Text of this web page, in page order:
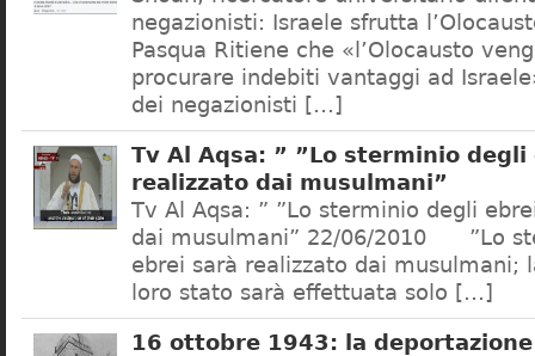
negazionisti: Israele sfrutta
Pasqua Ritiene che «l’Olocausto
procurare indebiti vantaggi ad
dei negazionisti […]
Tv Al Aqsa: ” ”Lo sterminio degli
realizzato dai musulmani”
Tv Al Aqsa: ” ”Lo sterminio degli
dai musulmani” 22/06/2010 ”Lo
ebrei sarà realizzato dai musulmani;
loro stato sarà effettuata solo […]
16 ottobre 1943: la